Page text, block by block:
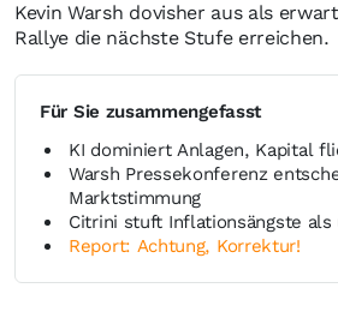
Kevin Warsh dovisher aus als
Rallye die nächste Stufe erreichen.
Für Sie zusammengefasst
KI dominiert Anlagen, Kapital
Warsh Pressekonferenz
Marktstimmung
Citrini stuft Inflationsängste als
Report: Achtung, Korrektur!